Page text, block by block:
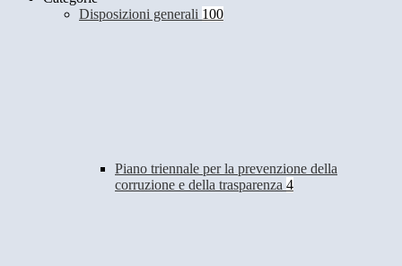
Disposizioni generali 100
Piano triennale per la prevenzione della
corruzione e della trasparenza 4